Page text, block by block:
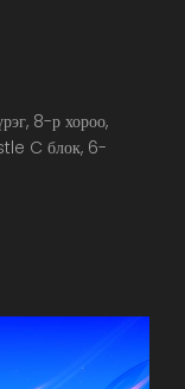
8-р хороо,
C блок, 6-